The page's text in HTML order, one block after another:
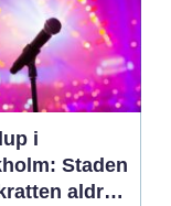
i
Staden
aldrig